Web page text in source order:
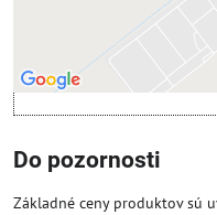
Otvoriť obsah
Do pozornosti
Základné ceny produktov sú